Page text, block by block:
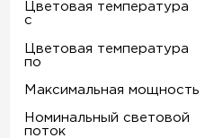
Цветовая температура
с
Цветовая температура
по
Максимальная мощность
Номинальный световой
поток